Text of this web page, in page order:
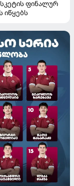
ფინალურ
იწყებს